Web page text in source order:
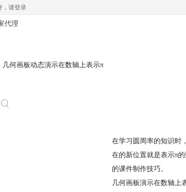
请登录
代理
几何画板动态演示在数轴上表示π
在学习圆周率的知识时
在的新位置就是表示π
的课件制作技巧。
几何画板演示在数轴上